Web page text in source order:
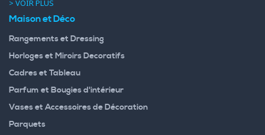
> VOIR PLUS
Maison et Déco
Rangements et Dressing
Horloges et Miroirs Decoratifs
Cadres et Tableau
Parfum et Bougies d'intérieur
Vases et Accessoires de Décoration
Parquets